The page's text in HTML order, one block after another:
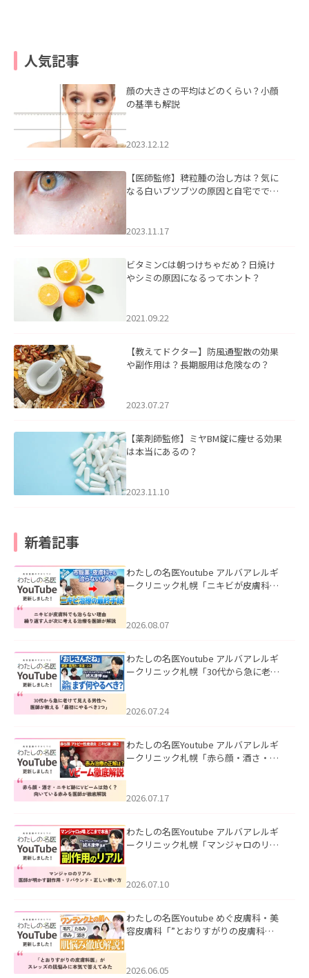
人気記事
顔の大きさの平均はどのくらい？小顔
の基準も解説
2023.12.12
【医師監修】稗粒腫の治し方は？気に
なる白いブツブツの原因と自宅ででき
2023.11.17
ビタミンCは朝つけちゃだめ？日焼け
やシミの原因になるってホント？
2021.09.22
【教えてドクター】防風通聖散の効果
や副作用は？長期服用は危険なの？
2023.07.27
【薬剤師監修】ミヤBM錠に痩せる効果
は本当にあるの？
2023.11.10
新着記事
わたしの名医Youtube アルバアレルギ
ークリニック札幌「ニキビが皮膚科で
ました。
2026.08.07
わたしの名医Youtube アルバアレルギ
ークリニック札幌「30代から急に老け
た。
2026.07.24
わたしの名医Youtube アルバアレルギ
ークリニック札幌「赤ら顔・酒さ・ニ
した。
2026.07.17
わたしの名医Youtube アルバアレルギ
ークリニック札幌「マンジャロのリア
た。
2026.07.10
わたしの名医Youtube めぐ皮膚科・美
容皮膚科「”とおりすがりの皮膚科
2026.06.05